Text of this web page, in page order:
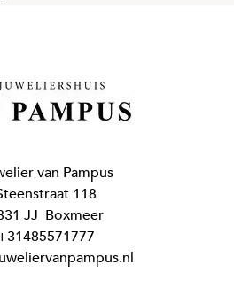
van Pampus
118
JJ Boxmeer